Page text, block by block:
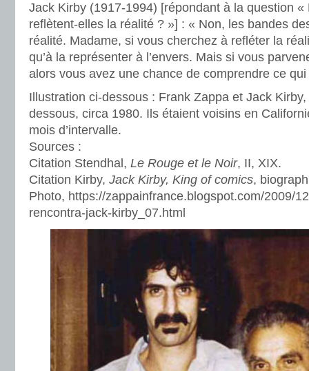
Jack Kirby (1917-1994) [répondant à la question
reflètent-elles la réalité ? »] : « Non, les bandes
réalité. Madame, si vous cherchez à refléter la
qu’à la représenter à l’envers. Mais si vous
alors vous avez une chance de comprendre ce
Illustration ci-dessous : Frank Zappa et Jack
dessous, circa 1980. Ils étaient voisins en
mois d’intervalle.
Sources :
Citation Stendhal, Le Rouge et le Noir, II, XIX.
Citation Kirby, Jack Kirby, King of comics,
Photo, https://zappainfrance.blogspot.com/2009/
rencontra-jack-kirby_07.html